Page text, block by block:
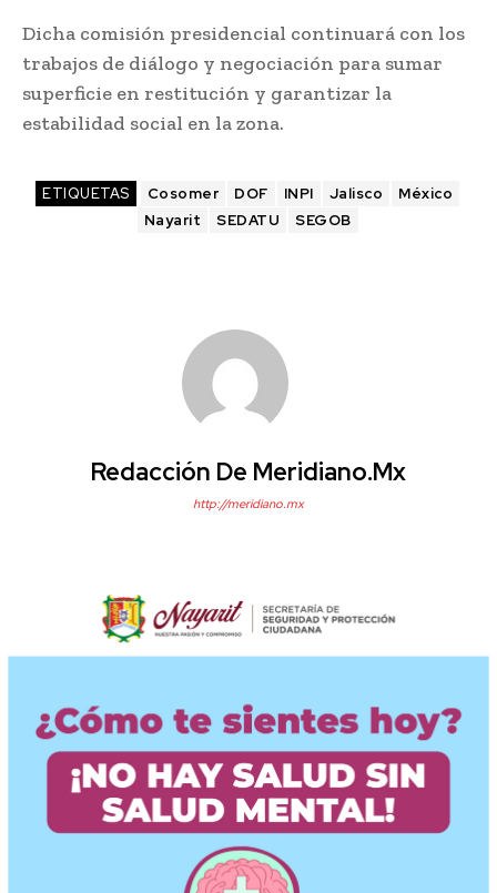
Dicha comisión presidencial continuará con los
trabajos de diálogo y negociación para sumar
superficie en restitución y garantizar la
estabilidad social en la zona.
ETIQUETAS Cosomer DOF INPI Jalisco
México
Nayarit
SEDATU SEGOB
Redacción De Meridiano.mx
http://meridiano.mx